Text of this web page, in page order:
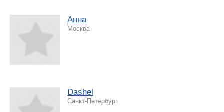
Анна
Москва
Dashel
Санкт-Петербург